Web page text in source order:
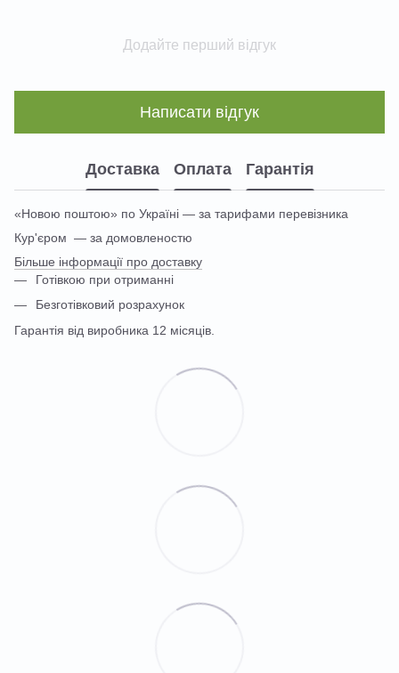
Додайте перший відгук
Написати відгук
Доставка Оплата Гарантія
«Новою поштою» по Україні — за тарифами перевізника
Кур'єром — за домовленостю
Більше інформації про доставку
Готівкою при отриманні
Безготівковий розрахунок
Гарантія від виробника 12 місяців.